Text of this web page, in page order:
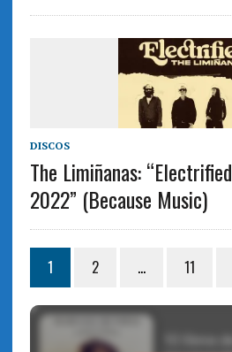
DISCOS
The Limiñanas:
2022” (Because Music)
1 2 … 11